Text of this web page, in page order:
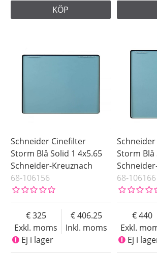
KÖP
Schneider Cinefilter
Storm Blå Solid 1 4x5.65
Schneider-Kreuznach
68-106156
Exkl. moms
325
Inkl. moms
406.25
Ej i lager
Storm Blå
68-106166
Exkl.
440
Ej i